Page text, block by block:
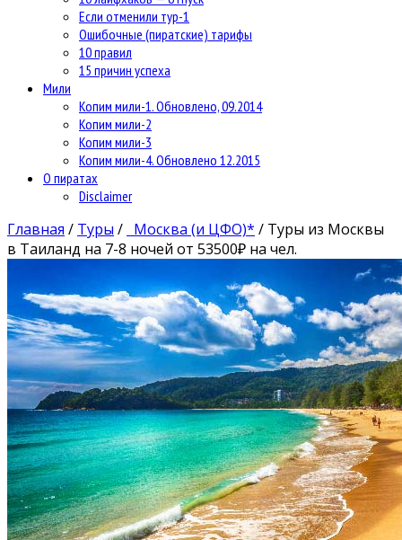
Если отменили тур-1
Ошибочные (пиратские) тарифы
10 правил
15 причин успеха
Мили
Копим мили-1. Обновлено, 09.2014
Копим мили-2
Копим мили-3
Копим мили-4. Обновлено 12.2015
О пиратах
Disclaimer
Главная / Туры / Москва (и ЦФО)* / Туры из Москвы
в Таиланд на 7-8 ночей от 53500₽ на чел.